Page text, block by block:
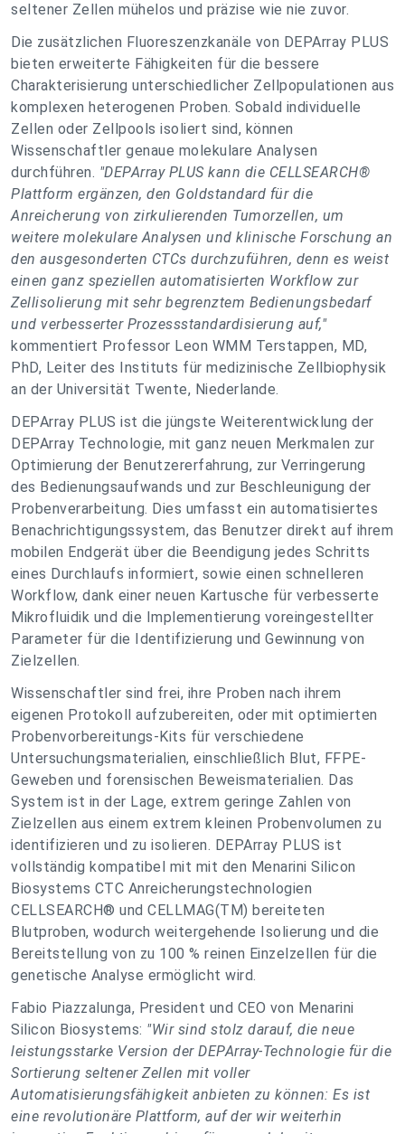
seltener Zellen mühelos und präzise wie nie zuvor.
Die zusätzlichen Fluoreszenzkanäle von DEPArray PLUS
bieten erweiterte Fähigkeiten für die bessere
Charakterisierung unterschiedlicher Zellpopulationen aus
komplexen heterogenen Proben. Sobald individuelle
Zellen oder Zellpools isoliert sind, können
Wissenschaftler genaue molekulare Analysen
durchführen. "DEPArray PLUS kann die CELLSEARCH®
Plattform ergänzen, den Goldstandard für die
Anreicherung von zirkulierenden Tumorzellen, um
weitere molekulare Analysen und klinische Forschung an
den ausgesonderten CTCs durchzuführen, denn es weist
einen ganz speziellen automatisierten Workflow zur
Zellisolierung mit sehr begrenztem Bedienungsbedarf
und verbesserter Prozessstandardisierung auf,"
kommentiert Professor Leon WMM Terstappen, MD,
PhD, Leiter des Instituts für medizinische Zellbiophysik
an der Universität Twente, Niederlande.
DEPArray PLUS ist die jüngste Weiterentwicklung der
DEPArray Technologie, mit ganz neuen Merkmalen zur
Optimierung der Benutzererfahrung, zur Verringerung
des Bedienungsaufwands und zur Beschleunigung der
Probenverarbeitung. Dies umfasst ein automatisiertes
Benachrichtigungssystem, das Benutzer direkt auf ihrem
mobilen Endgerät über die Beendigung jedes Schritts
eines Durchlaufs informiert, sowie einen schnelleren
Workflow, dank einer neuen Kartusche für verbesserte
Mikrofluidik und die Implementierung voreingestellter
Parameter für die Identifizierung und Gewinnung von
Zielzellen.
Wissenschaftler sind frei, ihre Proben nach ihrem
eigenen Protokoll aufzubereiten, oder mit optimierten
Probenvorbereitungs-Kits für verschiedene
Untersuchungsmaterialien, einschließlich Blut, FFPE-
Geweben und forensischen Beweismaterialien. Das
System ist in der Lage, extrem geringe Zahlen von
Zielzellen aus einem extrem kleinen Probenvolumen zu
identifizieren und zu isolieren. DEPArray PLUS ist
vollständig kompatibel mit mit den Menarini Silicon
Biosystems CTC Anreicherungstechnologien
CELLSEARCH® und CELLMAG(TM) bereiteten
Blutproben, wodurch weitergehende Isolierung und die
Bereitstellung von zu 100 % reinen Einzelzellen für die
genetische Analyse ermöglicht wird.
Fabio Piazzalunga, President und CEO von Menarini
Silicon Biosystems: "Wir sind stolz darauf, die neue
leistungsstarke Version der DEPArray-Technologie für die
Sortierung seltener Zellen mit voller
Automatisierungsfähigkeit anbieten zu können: Es ist
eine revolutionäre Plattform, auf der wir weiterhin